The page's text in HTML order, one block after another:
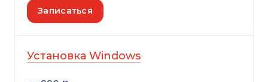
Записаться
Установка Windows